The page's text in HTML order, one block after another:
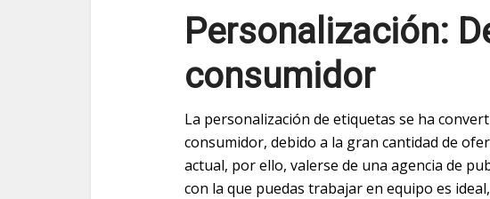
Personalización:
consumidor
La personalización de etiquetas se ha
consumidor, debido a la gran cantidad de
actual, por ello, valerse de una agencia de
con la que puedas trabajar en equipo es